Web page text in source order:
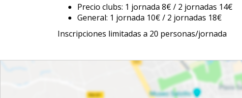
Precio clubs: 1 jornada 8€ / 2 jornadas 14€
General: 1 jornada 10€ / 2 jornadas 18€
Inscripciones limitadas a 20 personas/jornada